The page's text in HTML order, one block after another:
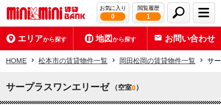
お気に入り
0
閲覧履歴
1
エリアから探す 地図から探す お問い合わせ
HOME 松本市の賃貸物件一覧 岡田松岡の賃貸物件一覧 サ
サープラスワンエリーゼ （空室0）